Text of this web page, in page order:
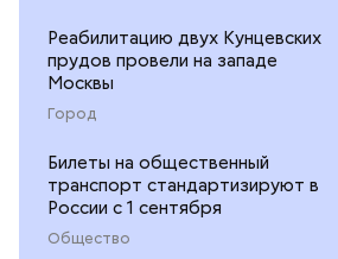
Реабилитацию двух Кунцевских
прудов провели на западе
Москвы
Город
Билеты на общественный
транспорт стандартизируют в
России с 1 сентября
Общество